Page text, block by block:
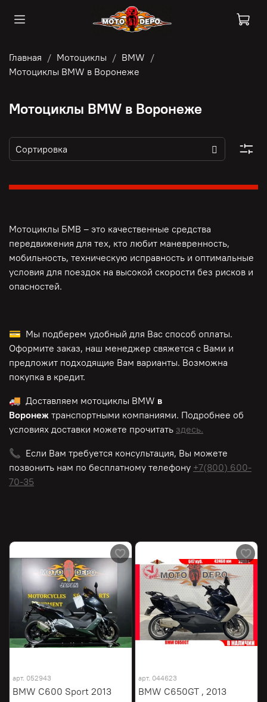
Главная Мотоциклы
BMW
Мотоциклы BMW в Воронеже
Мотоциклы BMW в Воронеже
Мотоциклы БМВ – это качественные средства
передвижения для тех, кто любит маневренность,
мобильность, техническую исправность и оптимальные
условия для поездок на высокой скорости без рисков и
опасностей.
💳 Мы подберем удобный для Вас способ оплаты.
Оформите заказ, наш менеджер свяжется с Вами и
предложит подходящие Вам варианты. Возможна
покупка в кредит.
🚚 Доставляем мотоциклы BMW в
Воронеж транспортными компаниями. Подробнее об
условиях доставки можете прочитать здесь.
📞 Если Вам требуется консультация, Вы можете
позвонить нам по бесплатному телефону +7(800) 600-
70-35
арт. 052943
BMW C600 Sport 2013
арт. 044623
BMW C650GT , 2013